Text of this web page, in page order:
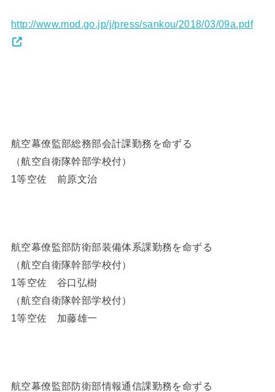
http://www.mod.go.jp/j/press/sankou/2018/03/09a.pdf
航空幕僚監部総務部会計課勤務を命ずる
（航空自衛隊幹部学校付）
1等空佐 前原文治
航空幕僚監部防衛部装備体系課勤務を命ずる
（航空自衛隊幹部学校付）
1等空佐 谷口弘樹
（航空自衛隊幹部学校付）
1等空佐 加藤雄一
航空幕僚監部防衛部情報通信課勤務を命ずる